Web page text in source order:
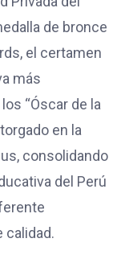
de bronce
el certamen
más
“Óscar de la
en la
consolidando
del Perú
calidad.